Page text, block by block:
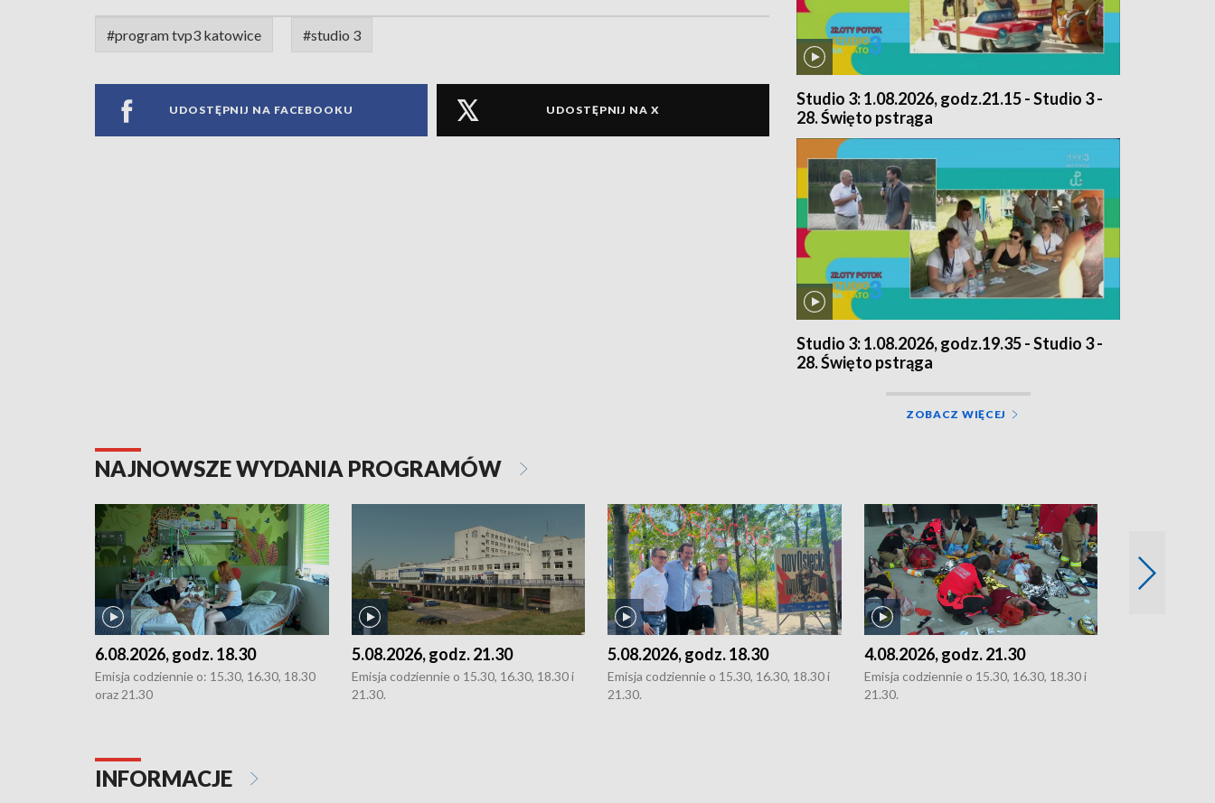
#program tvp3 katowice #studio 3
UDOSTĘPNIJ NA FACEBOOKU UDOSTĘPNIJ NA X
Studio 3: 1.08.2026, godz.21.15 - Studio 3 -
28. Święto pstrąga
Studio 3: 1.08.2026, godz.19.35 - Studio 3 -
28. Święto pstrąga
ZOBACZ WIĘCEJ
NAJNOWSZE WYDANIA PROGRAMÓW
6.08.2026, godz. 18.30
Emisja codziennie o: 15.30, 16.30, 18.30
oraz 21.30
5.08.2026, godz. 21.30
Emisja codziennie o 15.30, 16.30, 18.30 i
21.30.
5.08.2026, godz. 18.30
Emisja codziennie o 15.30, 16.30, 18.30 i
21.30.
4.08.2026, godz. 21.30
Emisja codziennie o 15.30, 16.30, 18.30 i
21.30.
INFORMACJE